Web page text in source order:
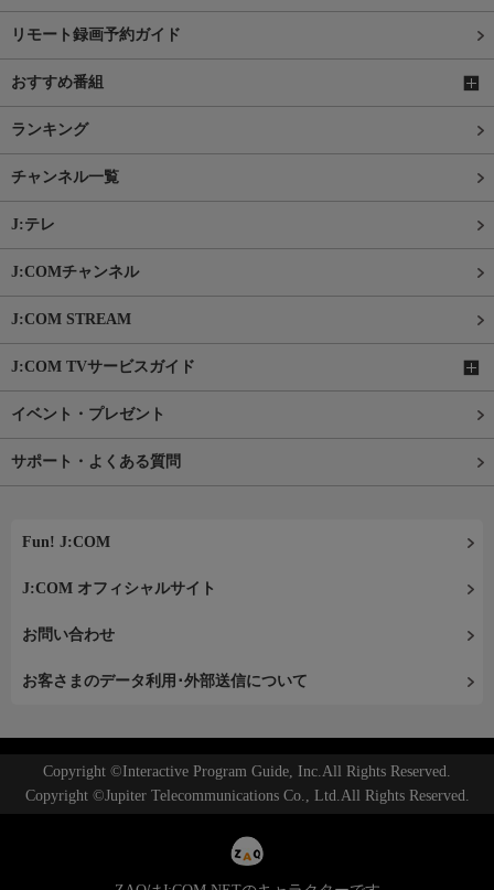
リモート録画予約ガイド
おすすめ番組
ランキング
チャンネル一覧
J:テレ
J:COMチャンネル
J:COM STREAM
J:COM TVサービスガイド
イベント・プレゼント
サポート・よくある質問
Fun! J:COM
J:COM オフィシャルサイト
お問い合わせ
お客さまのデータ利用･外部送信について
Copyright ©Interactive Program Guide, Inc.All Rights Reserved.
Copyright ©Jupiter Telecommunications Co., Ltd.All Rights Reserved.